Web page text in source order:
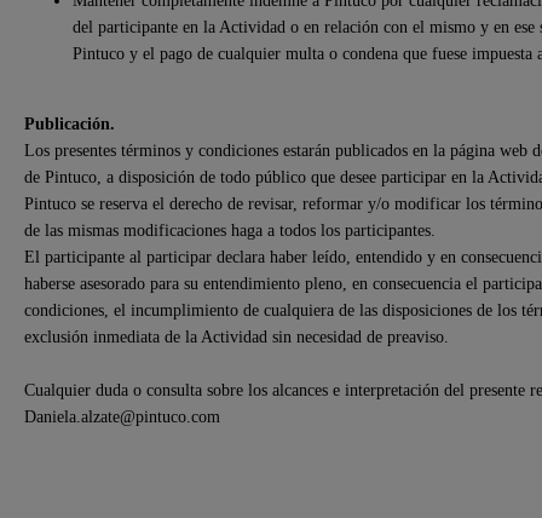
del participante en la Actividad o en relación con el mismo y en ese
Pintuco y el pago de cualquier multa o condena que fuese impuesta
Publicación.
Los presentes términos y condiciones estarán publicados en la página web
de Pintuco, a disposición de todo público que desee participar en la
Pintuco se reserva el derecho de revisar, reformar y/o modificar los
de las mismas modificaciones haga a todos los participantes.
El participante al participar declara haber leído, entendido y en
haberse asesorado para su entendimiento pleno, en consecuencia el
condiciones, el incumplimiento de cualquiera de las disposiciones de los
exclusión inmediata de la Actividad sin necesidad de preaviso.
Cualquier duda o consulta sobre los alcances e interpretación del presente
Daniela.alzate@pintuco.com